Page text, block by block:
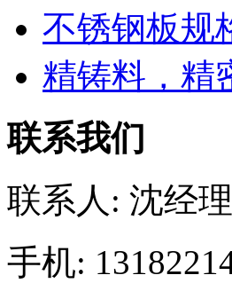
不锈钢板规
精铸料，精
联系我们
联系人: 沈经理
手机: